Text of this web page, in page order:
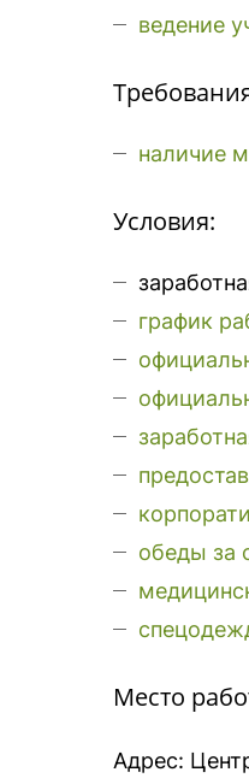
ведение
наличие
Условия:
график
обеды за
Место
Адрес: